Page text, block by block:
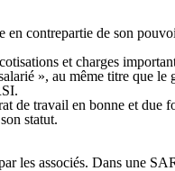
contrepartie de son
et charges
», au même titre que
de travail en bonne et due
statut.
les associés. Dans une